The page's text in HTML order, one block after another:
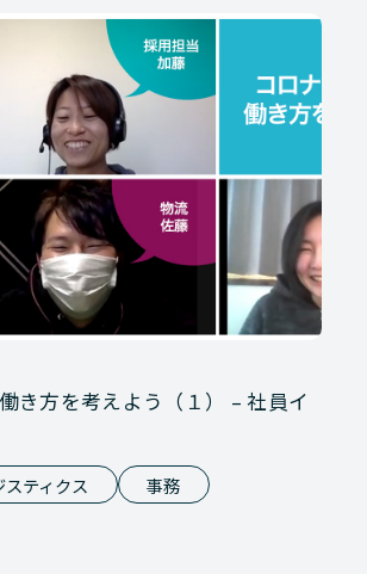
き方を考えよう（１） – 社員イ
スティクス
事務